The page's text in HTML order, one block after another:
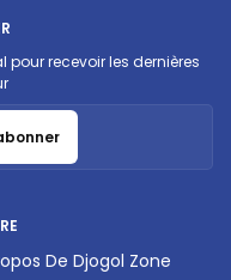
De Djogol Zone
recevoir les dernières